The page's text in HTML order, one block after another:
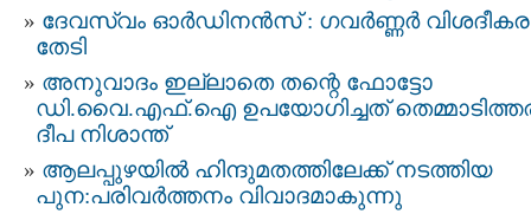
ദേവസ്വം ഓര്‍ഡിനന്‍സ് : ഗവര്‍ണ്ണര്‍
തേടി
അനുവാദം ഇല്ലാതെ തന്റെ ഫോട്ടോ
ഡി.വൈ.എഫ്.ഐ ഉപയോഗിച്ചത്
ദീപ നിശാന്ത്
ആലപ്പുഴയില്‍ ഹിന്ദുമതത്തിലേക്ക് നടത്തിയ
പുന:പരിവര്‍ത്തനം വിവാദമാകുന്നു